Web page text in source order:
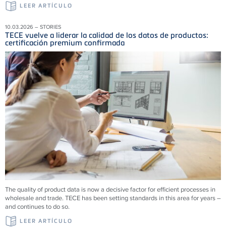
LEER ARTÍCULO
10.03.2026 – STORIES
TECE vuelve a liderar la calidad de los datos de productos:
certificación premium confirmada
The quality of product data is now a decisive factor for efficient processes in
wholesale and trade. TECE has been setting standards in this area for years –
and continues to do so.
LEER ARTÍCULO